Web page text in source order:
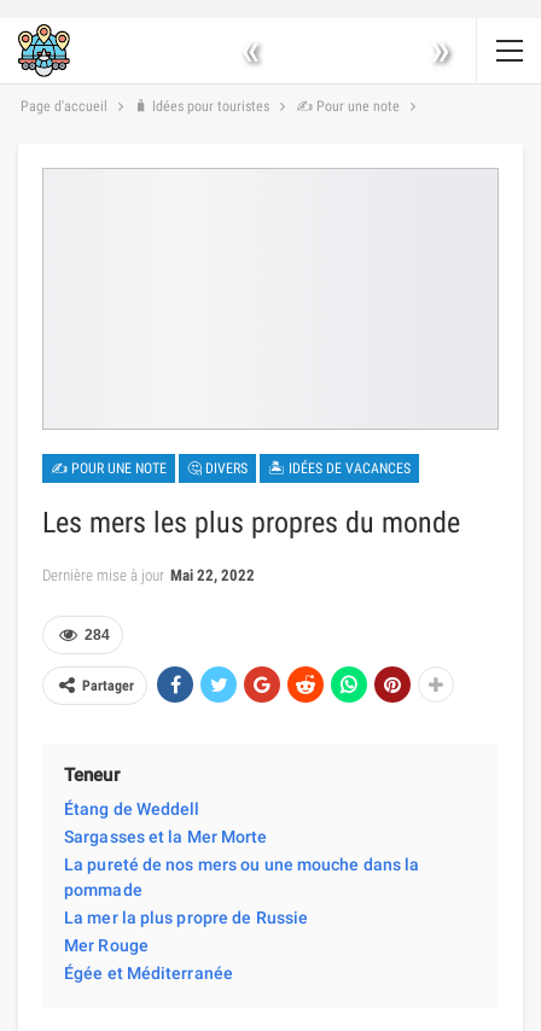
« »
Page d'accueil 🧳 Idées pour touristes ✍ Pour une note
✍ POUR UNE NOTE 🤔 DIVERS 🏝 IDÉES DE VACANCES
Les mers les plus propres du monde
Dernière mise à jour Mai 22, 2022
284
Partager
Teneur
Étang de Weddell
Sargasses et la Mer Morte
La pureté de nos mers ou une mouche dans la
pommade
La mer la plus propre de Russie
Mer Rouge
Égée et Méditerranée